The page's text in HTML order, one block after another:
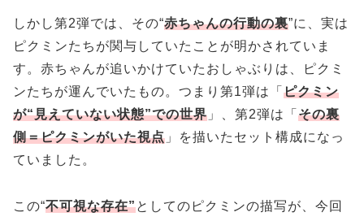
しかし第2弾では、その“赤ちゃんの行動の裏”に、実は
ピクミンたちが関与していたことが明かされていま
す。赤ちゃんが追いかけていたおしゃぶりは、ピクミ
ンたちが運んでいたもの。つまり第1弾は「 ピクミン
が“見えていない状態”での世界 」、第2弾は「 その裏
側＝ピクミンがいた視点 」を描いたセット構成になっ
ていました。
この“不可視な存在”としてのピクミンの描写が、今回